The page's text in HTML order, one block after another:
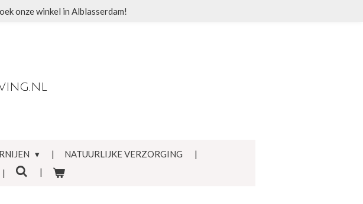
onze winkel in Alblasserdam!
NATUURLIJKE VERZORGING